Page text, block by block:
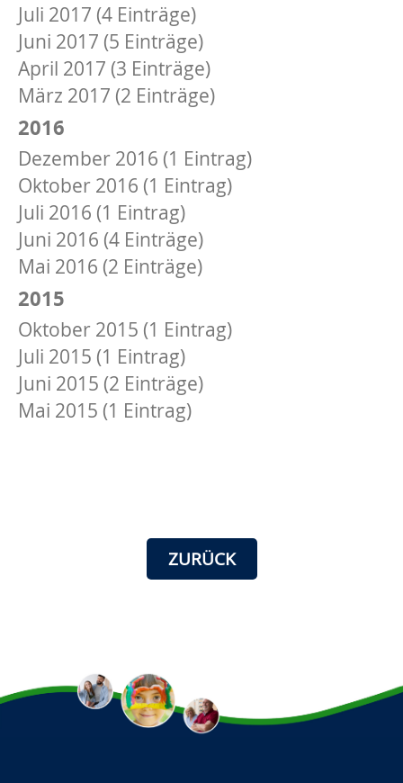
Juli 2017 (4 Einträge)
Juni 2017 (5 Einträge)
April 2017 (3 Einträge)
März 2017 (2 Einträge)
2016
Dezember 2016 (1 Eintrag)
Oktober 2016 (1 Eintrag)
Juli 2016 (1 Eintrag)
Juni 2016 (4 Einträge)
Mai 2016 (2 Einträge)
2015
Oktober 2015 (1 Eintrag)
Juli 2015 (1 Eintrag)
Juni 2015 (2 Einträge)
Mai 2015 (1 Eintrag)
ZURÜCK